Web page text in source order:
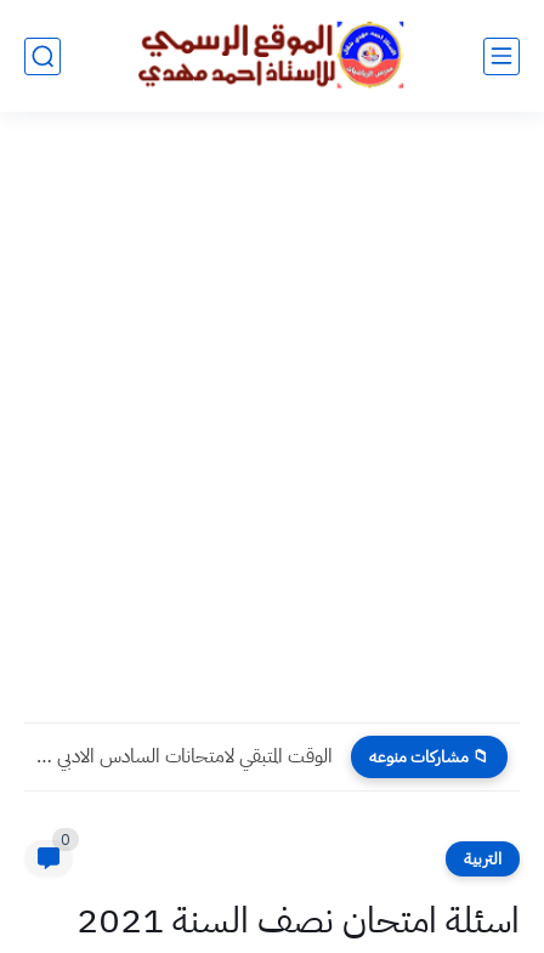
📁 مشاركات منوعه الوقت المتبقي لامتحانات السادس الادبي 2023 نصف السنة بالايام والساعات...
التربية
0
اسئلة امتحان نصف السنة 2021